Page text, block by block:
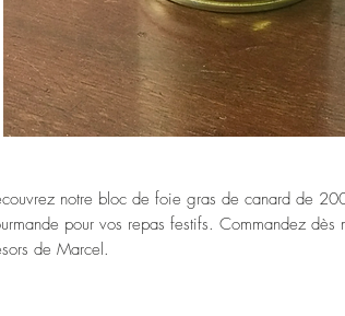
notre bloc de foie gras de canard de
pour vos repas festifs. Commandez dès
de Marcel.